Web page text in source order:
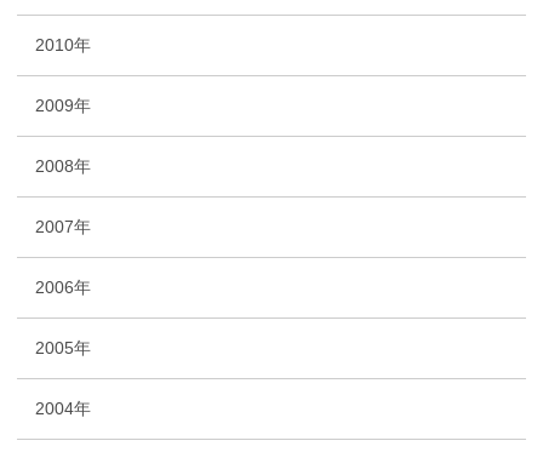
2010年
2009年
2008年
2007年
2006年
2005年
2004年